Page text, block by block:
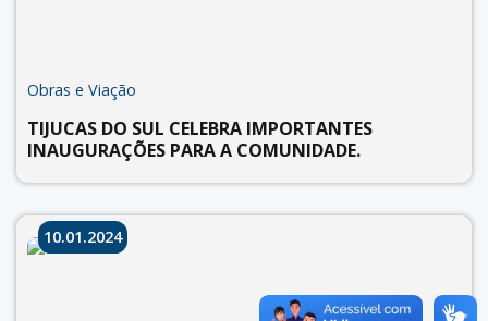
Obras e Viação
TIJUCAS DO SUL CELEBRA IMPORTANTES
INAUGURAÇÕES PARA A COMUNIDADE.
10.01.2024